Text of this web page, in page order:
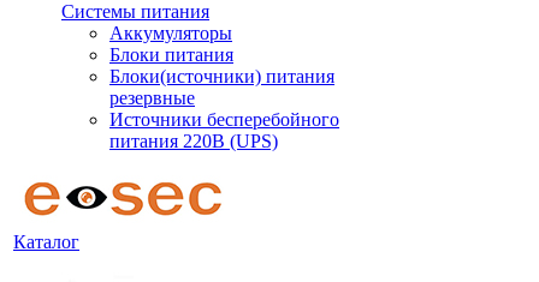
Системы питания
Аккумуляторы
Блоки питания
Блоки(источники) питания
резервные
Источники бесперебойного
питания 220В (UPS)
Каталог